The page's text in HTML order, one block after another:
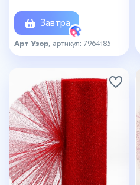
Завтра
Арт Узор , артикул: 7964185